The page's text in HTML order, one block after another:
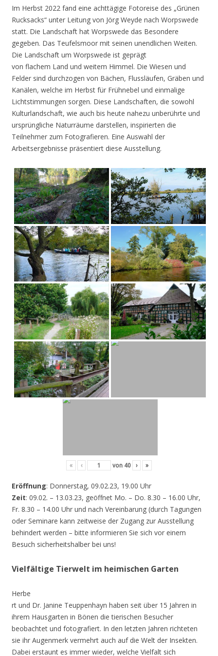
Im Herbst 2022 fand eine achttägige Fotoreise des „Grünen
Rucksacks“ unter Leitung von Jörg Weyde nach Worpswede
statt. Die Landschaft hat Worpswede das Besondere
gegeben. Das Teufelsmoor mit seinen unendlichen Weiten.
Die Landschaft um Worpswede ist geprägt
von flachem Land und weitem Himmel. Die Wiesen und
Felder sind durchzogen von Bächen, Flussläufen, Gräben und
Kanälen, welche im Herbst für Frühnebel und einmalige
Lichtstimmungen sorgen. Diese Landschaften, die sowohl
Kulturlandschaft, wie auch bis heute nahezu unberührte und
ursprüngliche Naturräume darstellen, inspirierten die
Teilnehmer zum Fotografieren. Eine Auswahl der
Arbeitsergebnisse präsentiert diese Ausstellung.
« ‹ von 40 › »
Eröffnung: Donnerstag, 09.02.23, 19.00 Uhr
Zeit: 09.02. – 13.03.23, geöffnet Mo. – Do. 8.30 – 16.00 Uhr,
Fr. 8.30 – 14.00 Uhr und nach Vereinbarung (durch Tagungen
oder Seminare kann zeitweise der Zugang zur Ausstellung
behindert werden – bitte informieren Sie sich vor einem
Besuch sicherheitshalber bei uns!
Vielfältige Tierwelt im heimischen Garten
Herbe
rt und Dr. Janine Teuppenhayn haben seit über 15 Jahren in
ihrem Hausgarten in Bönen die tierischen Besucher
beobachtet und fotografiert. In den letzten Jahren richteten
sie ihr Augenmerk vermehrt auch auf die Welt der Insekten.
Dabei erstaunt es immer wieder, welche Vielfalt sich